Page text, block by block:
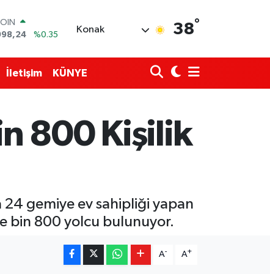
%0.32
%0.03
%-14
Konak 38°
İletişim KÜNYE
800 Kişilik
24 gemiye ev sahipliği yapan
bin 800 yolcu bulunuyor.
A- A+